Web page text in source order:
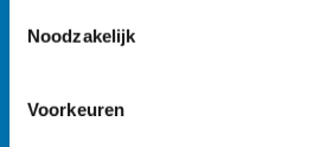
Noodzakelijk
Voorkeuren